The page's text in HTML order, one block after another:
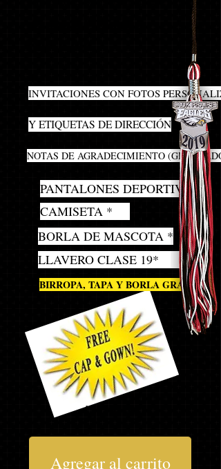
INVITACIONES CON FOTOS
Y ETIQUETAS DE DIRECCIÓN
NOTAS DE AGRADECIMIENTO
LLAVERO CLASE 19*
PANTALONES DEPORTIVOS *
CAMISETA *
BORLA DE MASCOTA *
BIRROPA, TAPA Y BORLA GRATIS
$143,93
Agregar al carrito